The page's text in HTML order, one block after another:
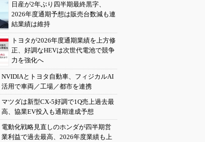
日産が2年ぶり四半期最終黒字、
2026年度通期予想は販売台数減も連
結業績は維持
トヨタが2026年度通期業績を上方修
正、好調なHEVは次世代電池で競争
力を強化へ
NVIDIAとトヨタ自動車、フィジカルAI
活用で車両／工場／都市を連携
マツダは新型CX-5好調で1Q売上過去最
高、協業EV投入も通期達成予想
電動化戦略見直しのホンダが四半期営
業利益で過去最高、2026年度業績も上